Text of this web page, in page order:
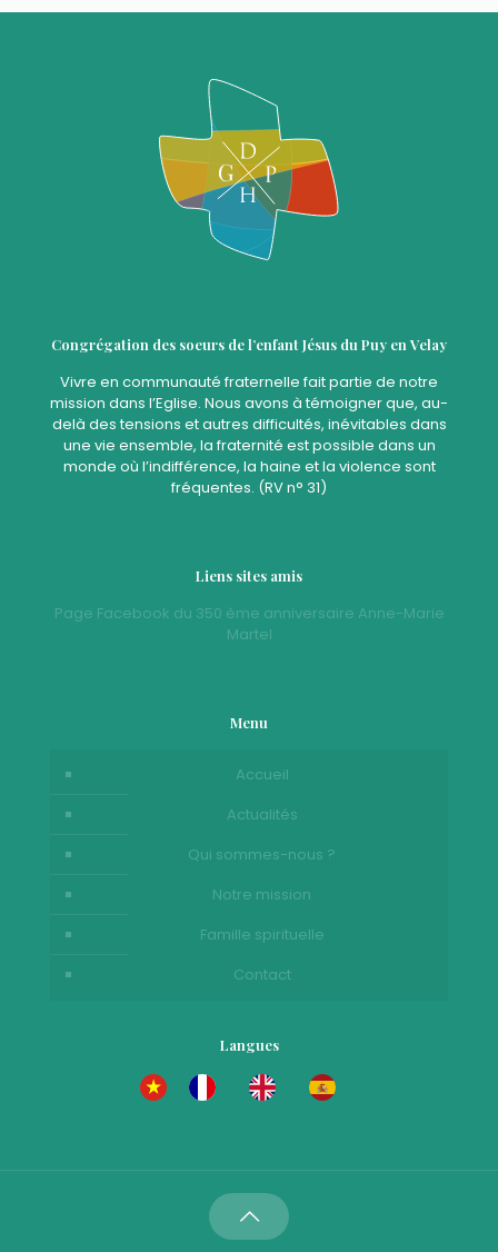
Congrégation des soeurs de l’enfant Jésus du Puy en Velay
Vivre en communauté fraternelle fait partie de notre
mission dans l’Eglise. Nous avons à témoigner que, au-
delà des tensions et autres difficultés, inévitables dans
une vie ensemble, la fraternité est possible dans un
monde où l’indifférence, la haine et la violence sont
fréquentes. (RV n° 31)
Liens sites amis
Page Facebook du 350 ème anniversaire Anne-Marie
Martel
Menu
Accueil
Actualités
Qui sommes-nous ?
Notre mission
Famille spirituelle
Contact
Langues